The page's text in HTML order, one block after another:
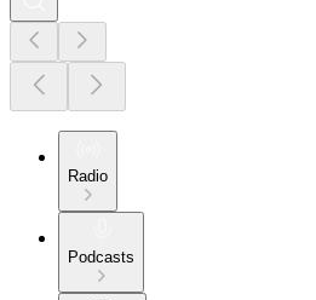
Radio
Podcasts